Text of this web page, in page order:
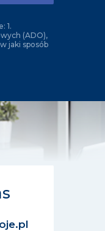
1.
(ADO),
jaki sposób